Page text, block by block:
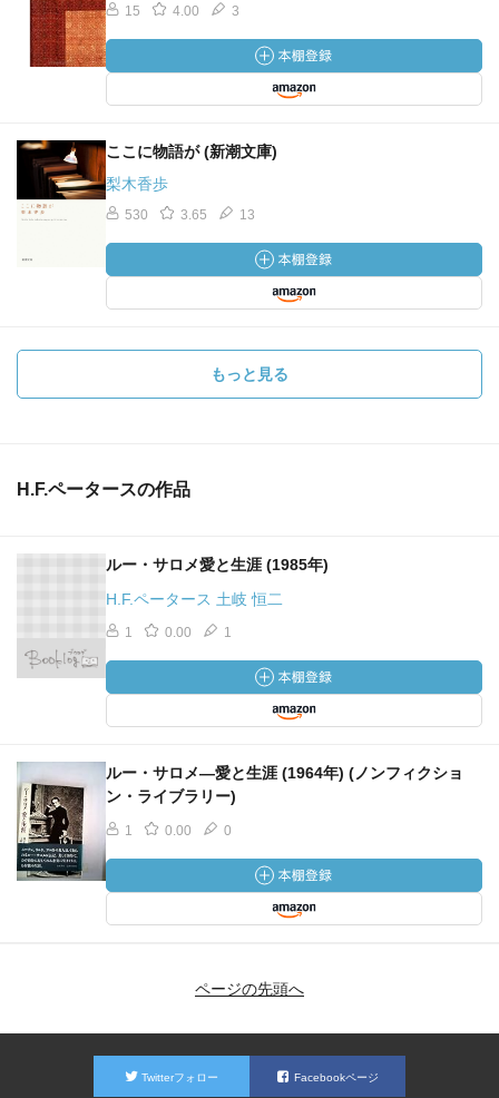
15 4.00 3
ここに物語が (新潮文庫)
梨木香歩
530 3.65 13
もっと見る
H.F.ペータースの作品
ルー・サロメ愛と生涯 (1985年)
H.F.ペータース 土岐 恒二
1 0.00 1
ルー・サロメ―愛と生涯 (1964年) (ノンフィクショ
ン・ライブラリー)
1 0.00 0
ページの先頭へ
Twitterフォロー Facebookページ